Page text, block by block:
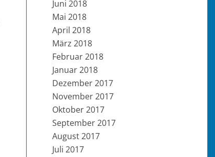
Juni 2018
Mai 2018
April 2018
März 2018
Februar 2018
Januar 2018
Dezember 2017
November 2017
Oktober 2017
September 2017
August 2017
Juli 2017